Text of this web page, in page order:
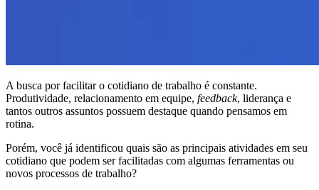
A busca por facilitar o cotidiano de trabalho é constante.
Produtividade, relacionamento em equipe, feedback, liderança e
tantos outros assuntos possuem destaque quando pensamos em
rotina.
Porém, você já identificou quais são as principais atividades em seu
cotidiano que podem ser facilitadas com algumas ferramentas ou
novos processos de trabalho?